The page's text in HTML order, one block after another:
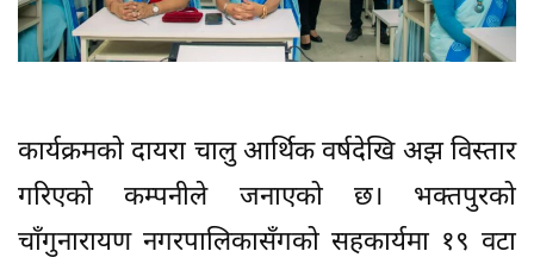
कार्यक्रमको दायरा चालु आर्थिक वर्षदेखि अझ विस्तार
गरिएको कम्पनीले जनाएको छ। भक्तपुरको
चाँगुनारायण नगरपालिकासँगको सहकार्यमा १९ वटा